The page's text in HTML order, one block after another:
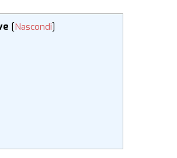
[Nascondi]